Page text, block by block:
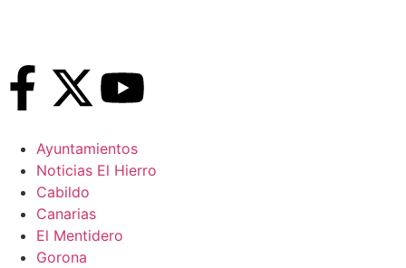
Ayuntamientos
Noticias El Hierro
Cabildo
Canarias
El Mentidero
Gorona